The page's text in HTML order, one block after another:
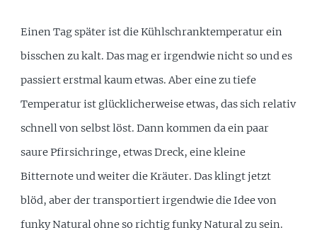
Einen Tag später ist die Kühlschranktemperatur ein
bisschen zu kalt. Das mag er irgendwie nicht so und es
passiert erstmal kaum etwas. Aber eine zu tiefe
Temperatur ist glücklicherweise etwas, das sich relativ
schnell von selbst löst. Dann kommen da ein paar
saure Pfirsichringe, etwas Dreck, eine kleine
Bitternote und weiter die Kräuter. Das klingt jetzt
blöd, aber der transportiert irgendwie die Idee von
funky Natural ohne so richtig funky Natural zu sein.